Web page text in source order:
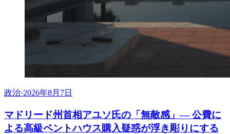
政治·2026年8月7日
マドリード州首相アユソ氏の「無敵感」— 公費に
よる高級ペントハウス購入疑惑が浮き彫りにする